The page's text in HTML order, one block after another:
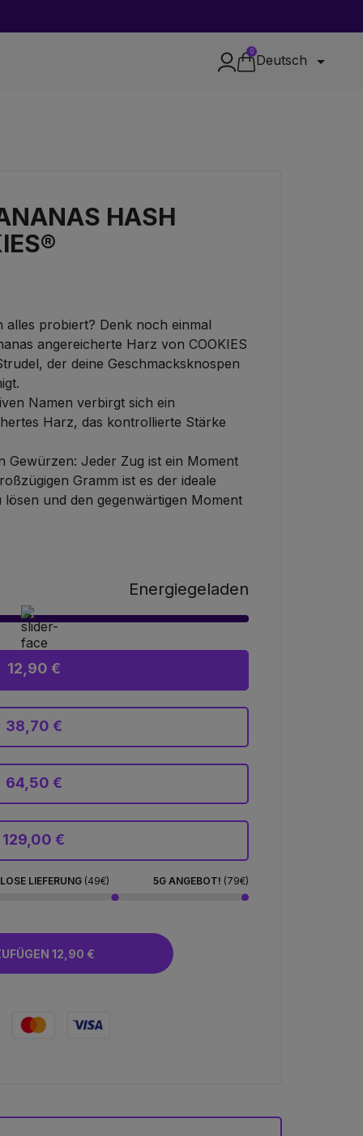
0
Deutsch 
HASH
alles probiert? Denk noch einmal
angereicherte Harz von COOKIES
der deine Geschmacksknospen
Namen verbirgt sich ein
Harz, das kontrollierte Stärke
Gewürzen: Jeder Zug ist ein Moment
Gramm ist es der ideale
und den gegenwärtigen Moment
Energiegeladen
12,90 €
38,70 €
64,50 €
129,00 €
LIEFERUNG (49€) 5G ANGEBOT! (79€)
HINZUFÜGEN 12,90 €